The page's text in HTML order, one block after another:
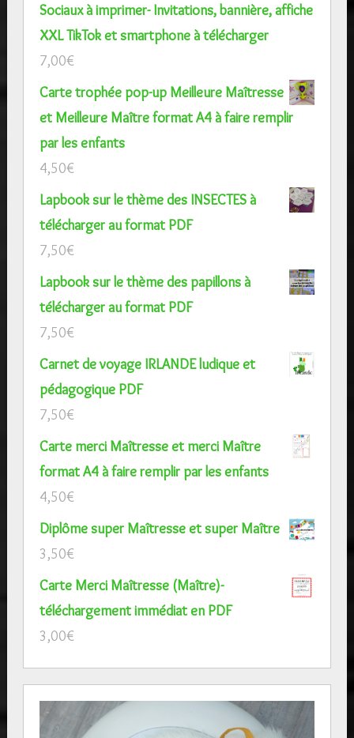
Sociaux à imprimer- Invitations, bannière, affiche
XXL TikTok et smartphone à télécharger
7,00€
Carte trophée pop-up Meilleure Maîtresse
et Meilleure Maître format A4 à faire remplir
par les enfants
4,50€
Lapbook sur le thème des INSECTES à
télécharger au format PDF
7,50€
Lapbook sur le thème des papillons à
télécharger au format PDF
7,50€
Carnet de voyage IRLANDE ludique et
pédagogique PDF
7,50€
Carte merci Maîtresse et merci Maître
format A4 à faire remplir par les enfants
4,50€
Diplôme super Maîtresse et super Maître
3,50€
Carte Merci Maîtresse (Maître)-
téléchargement immédiat en PDF
3,00€